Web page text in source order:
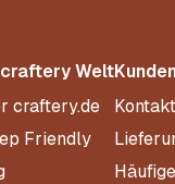
Welt
craftery.de
Friendly
Kontakt